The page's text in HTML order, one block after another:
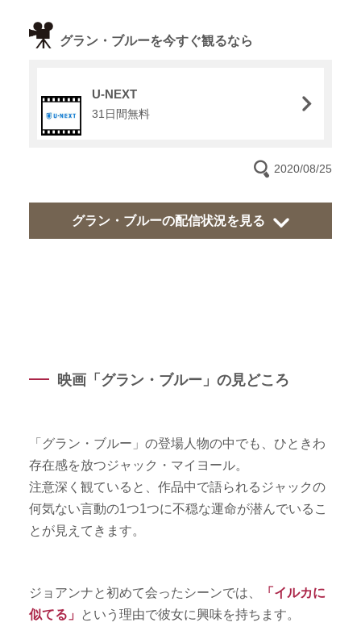
グラン・ブルーを今すぐ観るなら
U-NEXT
31日間無料
2020/08/25
グラン・ブルーの配信状況を見る
映画「グラン・ブルー」の見どころ
「グラン・ブルー」の登場人物の中でも、ひときわ
存在感を放つジャック・マイヨール。
注意深く観ていると、作品中で語られるジャックの
何気ない言動の1つ1つに不穏な運命が潜んでいるこ
とが見えてきます。
ジョアンナと初めて会ったシーンでは、
「イルカに
似てる」 という理由で彼女に興味を持ちます。